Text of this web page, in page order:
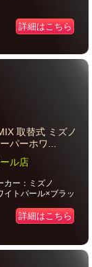
詳細はこちら
取替式 ミズノ
パーホワ...
ル店
カー：ミズノ
イトパール×ブラッ
詳細はこちら